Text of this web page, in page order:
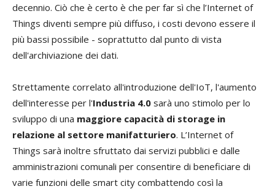
decennio. Ciò che è certo è che per far sì che l’Internet of
Things diventi sempre più diffuso, i costi devono essere il
più bassi possibile - soprattutto dal punto di vista
dell'archiviazione dei dati.
Strettamente correlato all'introduzione dell'IoT, l'aumento
dell'interesse per l'Industria 4.0 sarà uno stimolo per lo
sviluppo di una maggiore capacità di storage in
relazione al settore manifatturiero. L’Internet of
Things sarà inoltre sfruttato dai servizi pubblici e dalle
amministrazioni comunali per consentire di beneficiare di
varie funzioni delle smart city combattendo così la